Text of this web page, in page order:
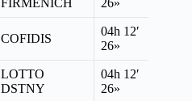
FIRMENICH
26»
COFIDIS
04h 12′
26»
LOTTO
DSTNY
04h 12′
26»